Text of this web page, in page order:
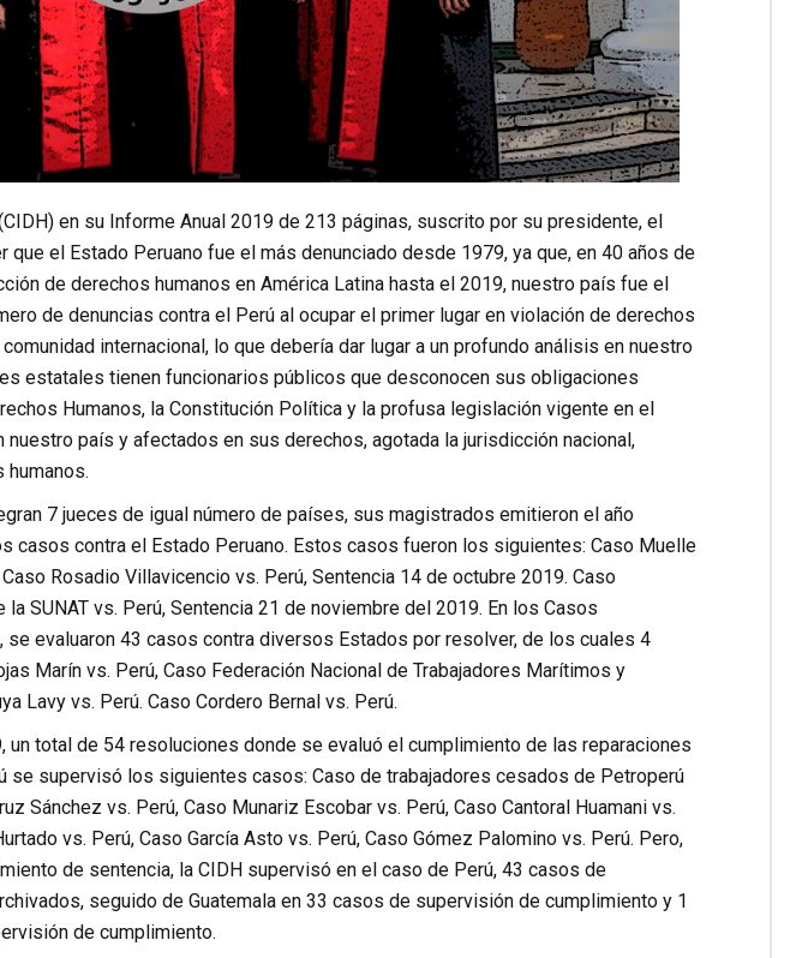
en su Informe Anual 2019 de 213 páginas, suscrito por su presidente, el
que el Estado Peruano fue el más denunciado desde 1979, ya que, en 40 años de
de derechos humanos en América Latina hasta el 2019, nuestro país fue el
de denuncias contra el Perú al ocupar el primer lugar en violación de derechos
internacional, lo que debería dar lugar a un profundo análisis en nuestro
estatales tienen funcionarios públicos que desconocen sus obligaciones
Humanos, la Constitución Política y la profusa legislación vigente en el
país y afectados en sus derechos, agotada la jurisdicción nacional,
humanos.
7 jueces de igual número de países, sus magistrados emitieron el año
casos contra el Estado Peruano. Estos casos fueron los siguientes: Caso Muelle
Rosadio Villavicencio vs. Perú, Sentencia 14 de octubre 2019. Caso
SUNAT vs. Perú, Sentencia 21 de noviembre del 2019. En los Casos
evaluaron 43 casos contra diversos Estados por resolver, de los cuales 4
Marín vs. Perú, Caso Federación Nacional de Trabajadores Marítimos y
Lavy vs. Perú. Caso Cordero Bernal vs. Perú.
un total de 54 resoluciones donde se evaluó el cumplimiento de las reparaciones
se supervisó los siguientes casos: Caso de trabajadores cesados de Petroperú
Sánchez vs. Perú, Caso Munariz Escobar vs. Perú, Caso Cantoral Huamani vs.
vs. Perú, Caso García Asto vs. Perú, Caso Gómez Palomino vs. Perú. Pero,
de sentencia, la CIDH supervisó en el caso de Perú, 43 casos de
seguido de Guatemala en 33 casos de supervisión de cumplimiento y 1
de cumplimiento.